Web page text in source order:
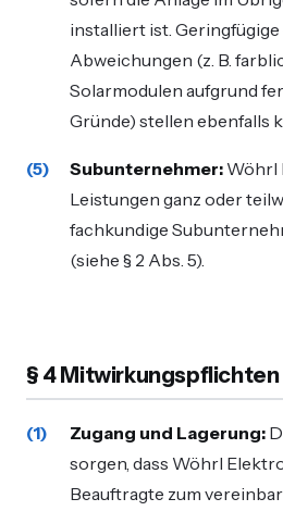
installiert ist.
Abweichungen (z. B.
Solarmodulen aufgrund
Gründe) stellen ebenfalls
Subunternehmer: Wöhrl
Leistungen ganz oder
fachkundige
(siehe § 2 Abs. 5).
§ 4 Mitwirkungspflichten
Zugang und Lagerung:
sorgen, dass Wöhrl
Beauftragte zum